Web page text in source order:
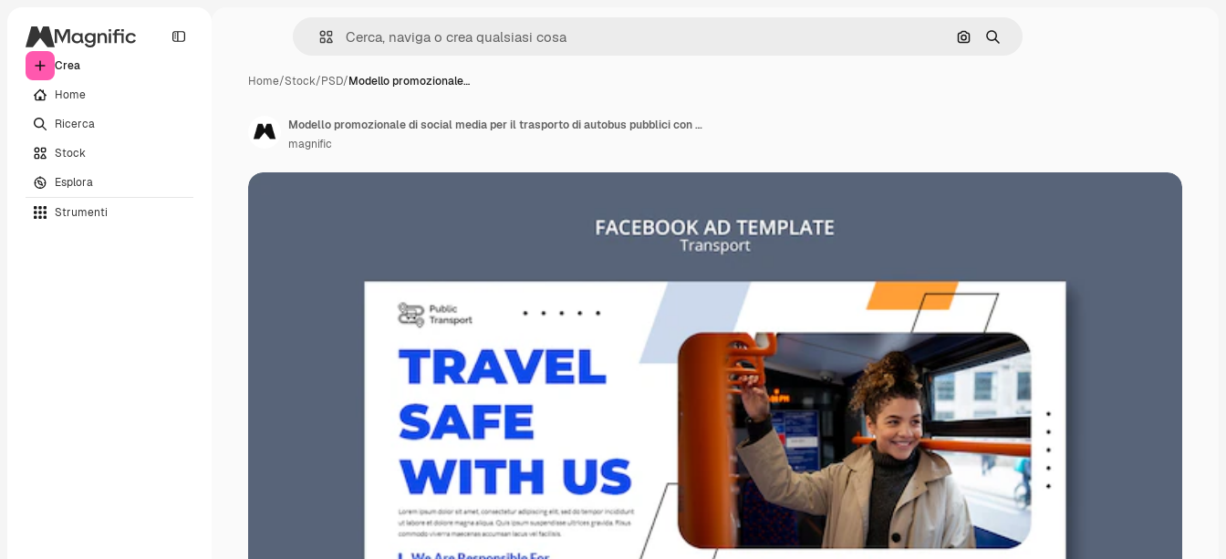
Crea
Home
Ricerca
Stock
Esplora
Strumenti
Cerca per immagine
Ricerca
Home/Stock/PSD/Modello promozionale…
Modello promozionale di social media per il trasporto di autobus pubblici con forme geometriche
magnific